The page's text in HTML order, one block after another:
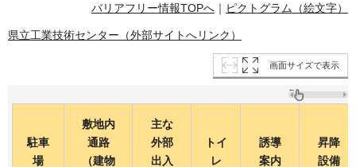
バリアフリー情報TOPへ ｜ ピクトグラム（絵文字）
県立工業技術センター（外部サイトへリンク）
画面サイズで表示
駐車
場
敷地内
通路
（建物
主な
外部
出入
トイ
レ
誘導
案内
昇降
設備